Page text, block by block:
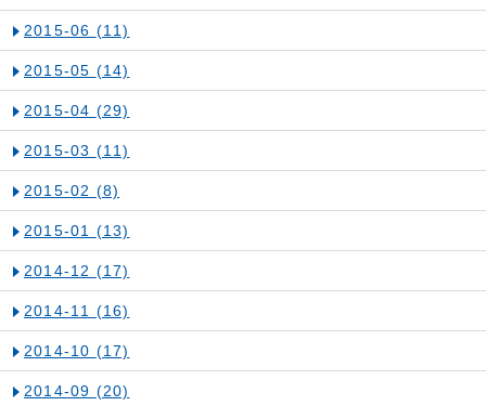
2015-06 (11)
2015-05 (14)
2015-04 (29)
2015-03 (11)
2015-02 (8)
2015-01 (13)
2014-12 (17)
2014-11 (16)
2014-10 (17)
2014-09 (20)